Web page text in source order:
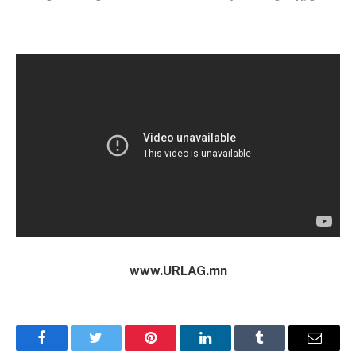
www.URLAG.mn
FacebookTwitter Pinterest LinkedInTumblr Имэйл